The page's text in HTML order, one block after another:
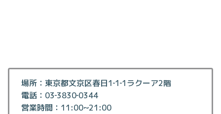
場所：東京都文京区春日1‐1‐1ラクーア2階
電話：03‐3830‐0344
営業時間：11:00~21:00